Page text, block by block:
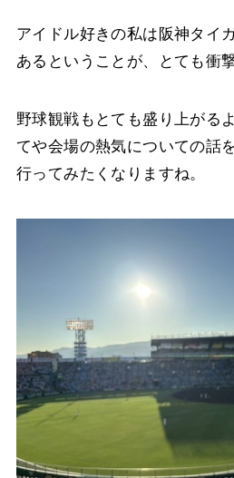
アイドル好きの私は阪神タイ
あるということが、とても衝
野球観戦もとても盛り上がる
てや会場の熱気についての話
行ってみたくなりますね。